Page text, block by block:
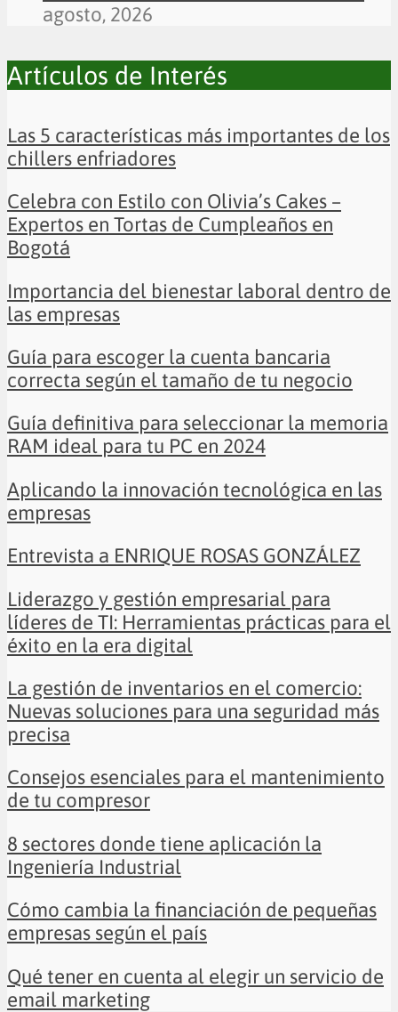
agosto, 2026
Artículos de Interés
Las 5 características más importantes de los
chillers enfriadores
Celebra con Estilo con Olivia’s Cakes –
Expertos en Tortas de Cumpleaños en
Bogotá
Importancia del bienestar laboral dentro de
las empresas
Guía para escoger la cuenta bancaria
correcta según el tamaño de tu negocio
Guía definitiva para seleccionar la memoria
RAM ideal para tu PC en 2024
Aplicando la innovación tecnológica en las
empresas
Entrevista a ENRIQUE ROSAS GONZÁLEZ
Liderazgo y gestión empresarial para
líderes de TI: Herramientas prácticas para el
éxito en la era digital
La gestión de inventarios en el comercio:
Nuevas soluciones para una seguridad más
precisa
Consejos esenciales para el mantenimiento
de tu compresor
8 sectores donde tiene aplicación la
Ingeniería Industrial
Cómo cambia la financiación de pequeñas
empresas según el país
Qué tener en cuenta al elegir un servicio de
email marketing